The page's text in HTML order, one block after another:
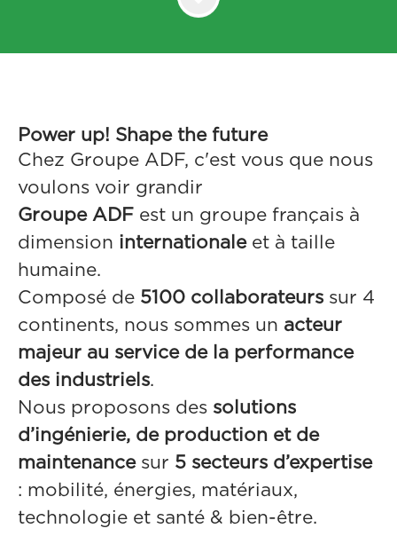
Power up! Shape the future
Chez Groupe ADF, c'est vous que nous
voulons voir grandir
Groupe ADF est un groupe français à
dimension internationale et à taille
humaine.
Composé de 5100 collaborateurs sur 4
continents, nous sommes un acteur
majeur au service de la performance
des industriels.
Nous proposons des solutions
d’ingénierie, de production et de
maintenancesur 5 secteurs d’expertise
: mobilité, énergies, matériaux,
technologie et santé & bien-être.